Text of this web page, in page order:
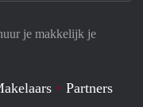
je makkelijk je
Partners